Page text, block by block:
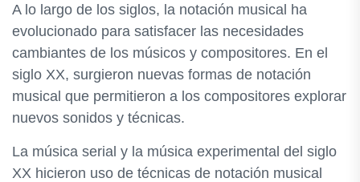
A lo largo de los siglos, la notación musical ha
evolucionado para satisfacer las necesidades
cambiantes de los músicos y compositores. En el
siglo XX, surgieron nuevas formas de notación
musical que permitieron a los compositores explorar
nuevos sonidos y técnicas.
La música serial y la música experimental del siglo
XX hicieron uso de técnicas de notación musical